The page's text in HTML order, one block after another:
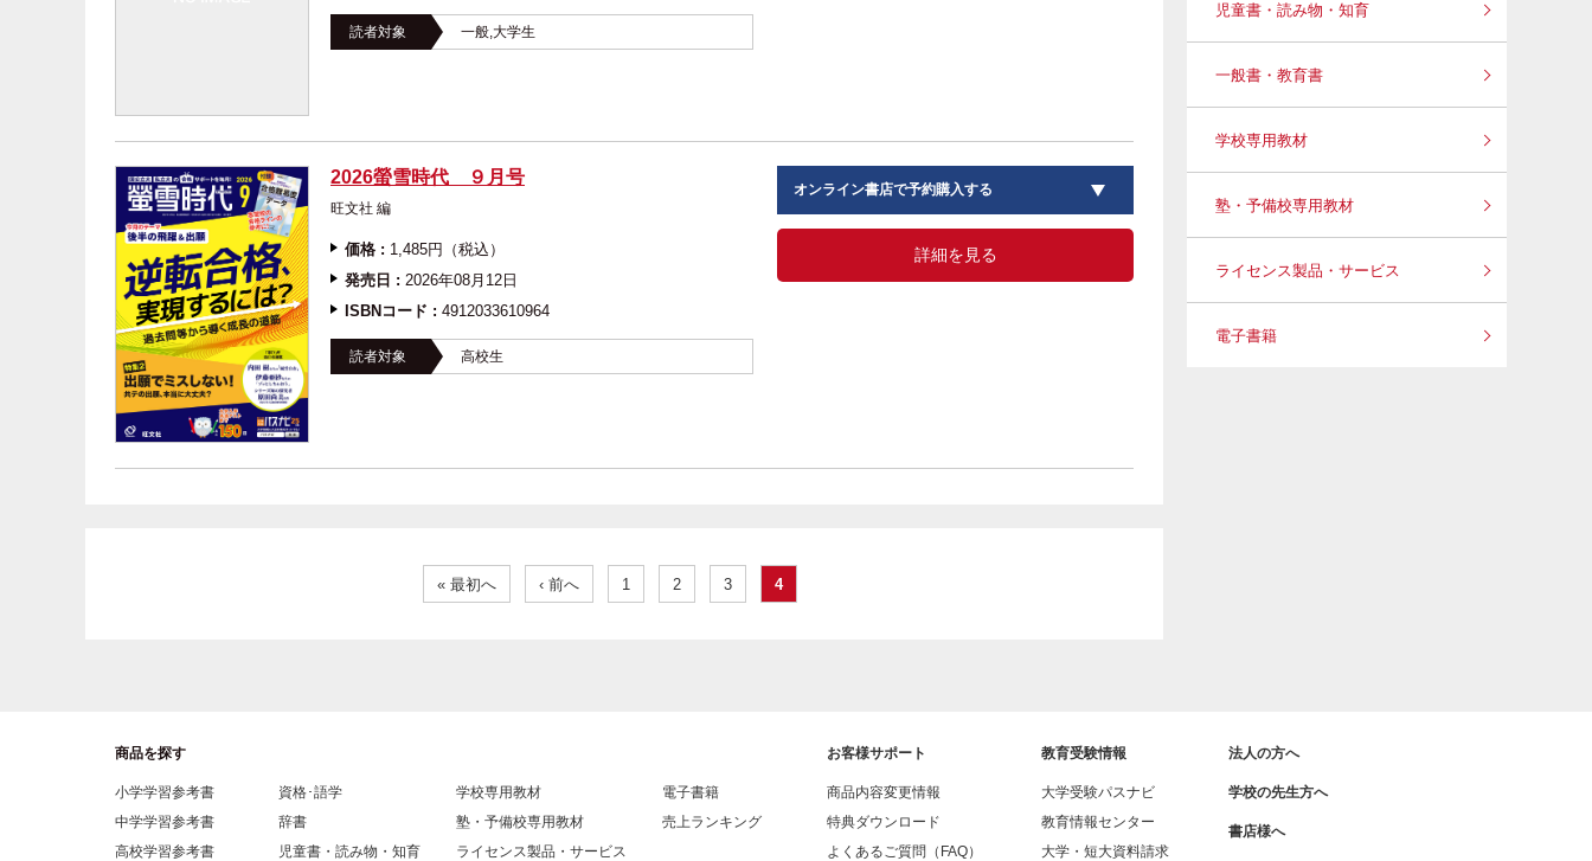
読者対象 一般,大学生
2026螢雪時代 ９月号
旺文社 編
価格 : 1,485円（税込）
発売日 : 2026年08月12日
ISBNコード : 4912033610964
読者対象 高校生
オンライン書店で予約購入する
詳細を見る
« 最初へ ‹ 前へ 1 2 3 4
児童書・読み物・知育
一般書・教育書
学校専用教材
塾・予備校専用教材
ライセンス製品・サービス
電子書籍
商品を探す
小学学習参考書
中学学習参考書
高校学習参考書
資格･語学
辞書
児童書・読み物・知育
学校専用教材
塾・予備校専用教材
ライセンス製品・サービス
電子書籍
売上ランキング
お客様サポート
商品内容変更情報
特典ダウンロード
よくあるご質問（FAQ）
教育受験情報
大学受験パスナビ
教育情報センター
大学・短大資料請求
法人の方へ
学校の先生方へ
書店様へ